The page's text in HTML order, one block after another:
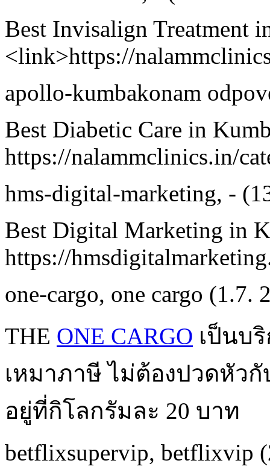
Best Invisalign Treatment
<link>https://
apollo-kumbakonam
Best Diabetic Care in
https://nalammclinics.in/
hms-digital-marketing, -
Best Digital Marketing in
https://
one-cargo, one cargo (1.7.
THE ONE CARGO เป็นบ
เหมาภาษี ไม่ต้องปวดหัว
อยู่ที่กิโลกรัมละ 20 บาท
betflixsupervip, betflixvip